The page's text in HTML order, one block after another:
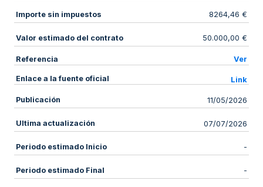
Importe sin impuestos 8264,46 €
Valor estimado del contrato 50.000,00 €
Referencia Ver
Enlace a la fuente oficial Link
Publicación 11/05/2026
Ultima actualización 07/07/2026
Periodo estimado Inicio -
Periodo estimado Final -